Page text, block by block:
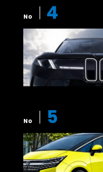
No 4
No 5